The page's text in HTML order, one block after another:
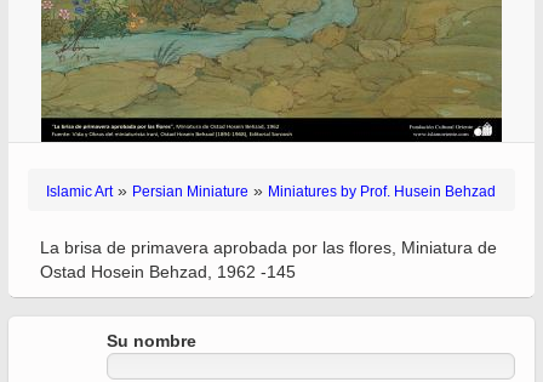
Islamic Art» Persian Miniature » Miniatures by Prof. Husein Behzad
La brisa de primavera aprobada por las flores, Miniatura de
Ostad Hosein Behzad, 1962 -145
Su nombre